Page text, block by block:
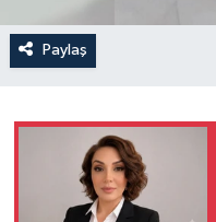
Paylaş